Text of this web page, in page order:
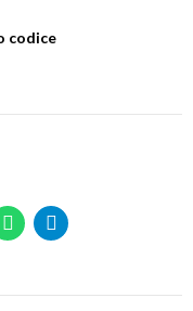
codice